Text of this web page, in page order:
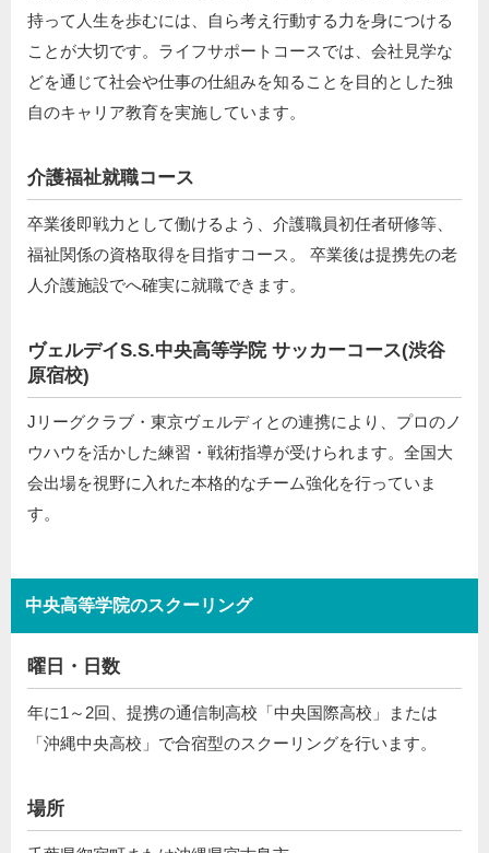
持って人生を歩むには、自ら考え行動する力を身につける
ことが大切です。ライフサポートコースでは、会社見学な
どを通じて社会や仕事の仕組みを知ることを目的とした独
自のキャリア教育を実施しています。
介護福祉就職コース
卒業後即戦力として働けるよう、介護職員初任者研修等、
福祉関係の資格取得を目指すコース。 卒業後は提携先の老
人介護施設でへ確実に就職できます。
ヴェルデイS.S.中央高等学院 サッカーコース(渋谷
原宿校)
Jリーグクラブ・東京ヴェルディとの連携により、プロのノ
ウハウを活かした練習・戦術指導が受けられます。全国大
会出場を視野に入れた本格的なチーム強化を行っていま
す。
中央高等学院のスクーリング
曜日・日数
年に1～2回、提携の通信制高校「中央国際高校」または
「沖縄中央高校」で合宿型のスクーリングを行います。
場所